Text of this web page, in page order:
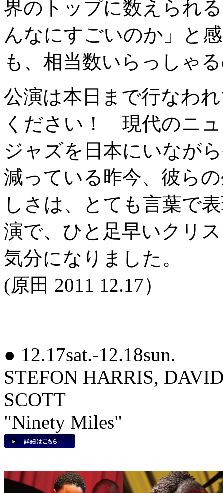
界のトップに数えられ
んなにすごいのか」と
も、相当数いらっしゃ
公演は本日まで行なわ
ください！ 現代のニ
ジャズを日本にいなが
減っている昨今、彼ら
しさは、とても言葉で
演で、ひと足早いクリ
気分になりました。
(原田 2011 12.17）
● 12.17sat.-12.18sun.
STEFON HARRIS,
SCOTT
"Ninety Miles"